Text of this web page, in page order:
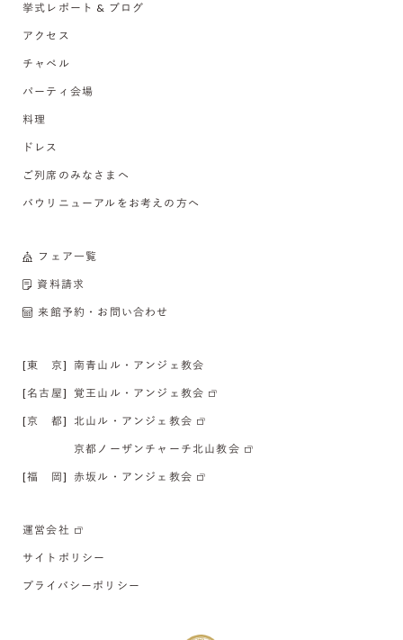
挙式レポート & ブログ
アクセス
チャペル
パーティ会場
料理
ドレス
ご列席のみなさまへ
バウリニューアルをお考えの方へ
フェア一覧
資料請求
来館予約・お問い合わせ
[東 京] 南青山ル・アンジェ教会
[名古屋] 覚王山ル・アンジェ教会
[京 都] 北山ル・アンジェ教会
京都ノーザンチャーチ北山教会
[福 岡] 赤坂ル・アンジェ教会
運営会社
サイトポリシー
プライバシーポリシー